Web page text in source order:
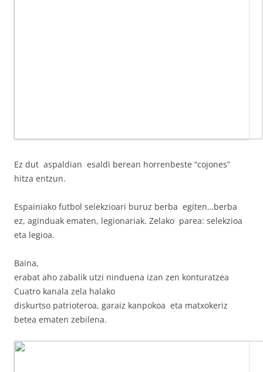
Ez dut aspaldian esaldi berean horrenbeste “cojones”
hitza entzun.
Espainiako futbol selekzioari buruz berba egiten…berba
ez, aginduak ematen, legionariak. Zelako parea: selekzioa
eta legioa.
Baina,
erabat aho zabalik utzi ninduena izan zen konturatzea
Cuatro kanala zela halako
diskurtso patrioteroa, garaiz kanpokoa eta matxokeriz
betea ematen zebilena.